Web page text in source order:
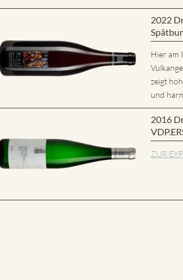
2022
Hier am
zeigt
und
2016
ZUR